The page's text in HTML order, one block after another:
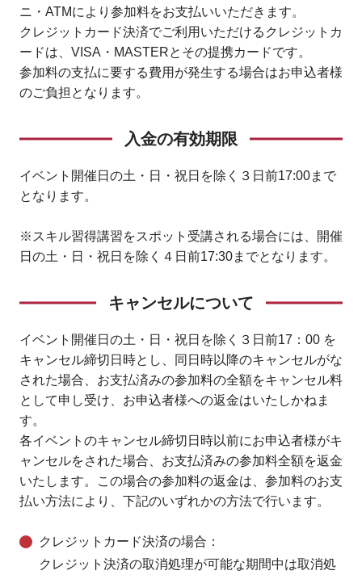
ニ・ATMにより参加料をお支払いいただきます。
クレジットカード決済でご利用いただけるクレジットカ
ードは、VISA・MASTERとその提携カードです。
参加料の支払に要する費用が発生する場合はお申込者様
のご負担となります。
入金の有効期限
イベント開催日の土・日・祝日を除く３日前17:00まで
となります。
※スキル習得講習をスポット受講される場合には、開催
日の土・日・祝日を除く４日前17:30までとなります。
キャンセルについて
イベント開催日の土・日・祝日を除く３日前17：00 を
キャンセル締切日時とし、同日時以降のキャンセルがな
された場合、お支払済みの参加料の全額をキャンセル料
として申し受け、お申込者様への返金はいたしかねま
す。
各イベントのキャンセル締切日時以前にお申込者様がキ
ャンセルをされた場合、お支払済みの参加料全額を返金
いたします。この場合の参加料の返金は、参加料のお支
払い方法により、下記のいずれかの方法で行います。
クレジットカード決済の場合 ：
クレジット決済の取消処理が可能な期間中は取消処